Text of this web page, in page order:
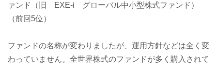
ァンド（旧 EXE-i グローバル中小型株式ファンド）
（前回5位）
ファンドの名称が変わりましたが、運用方針などは全く変
わっていません。全世界株式のファンドが多く購入されて